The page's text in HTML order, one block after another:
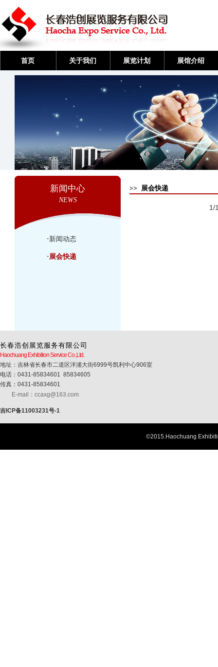
首页 关于我们 展览计划 展馆介绍
新闻中心
NEWS
·新闻动态
·展会快递
>> 展会快递
1/
长春浩创展览服务有限公司
Haochuang Exhibition Service Co.,Ltd.
地址：吉林省长春市二道区洋浦大街6999号凯利中心906室
电话：0431-85834601 85834605
传真：0431-85834601
E-mail：ccaxg@163.com
吉ICP备11003231号-1
©2015.Haochuang